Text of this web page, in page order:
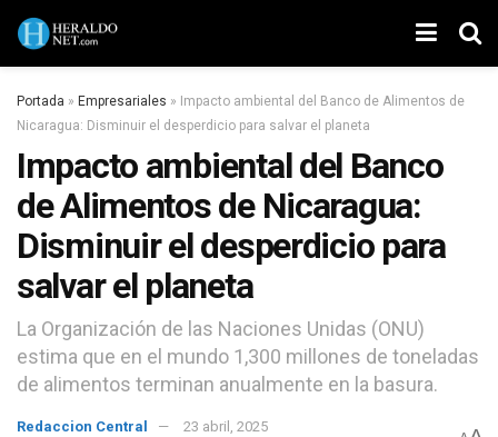
Portada » Empresariales » Impacto ambiental del Banco de Alimentos de
Nicaragua: Disminuir el desperdicio para salvar el planeta
Impacto ambiental del Banco
de Alimentos de Nicaragua:
Disminuir el desperdicio para
salvar el planeta
La Organización de las Naciones Unidas (ONU)
estima que en el mundo 1,300 millones de toneladas
de alimentos terminan anualmente en la basura.
Redaccion Central
23 abril, 2025